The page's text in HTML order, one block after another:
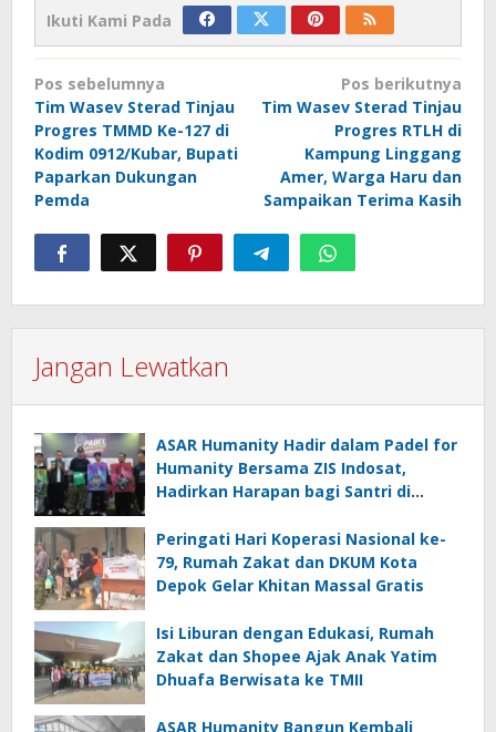
Ikuti Kami Pada
Navigasi
pos
Pos sebelumnya
Tim Wasev Sterad Tinjau
Progres TMMD Ke-127 di
Kodim 0912/Kubar, Bupati
Paparkan Dukungan
Pemda
Pos berikutnya
Tim Wasev Sterad Tinjau
Progres RTLH di
Kampung Linggang
Amer, Warga Haru dan
Sampaikan Terima Kasih
Jangan Lewatkan
ASAR Humanity Hadir dalam Padel for
Humanity Bersama ZIS Indosat,
Hadirkan Harapan bagi Santri di
Peringati Hari Koperasi Nasional ke-
79, Rumah Zakat dan DKUM Kota
Depok Gelar Khitan Massal Gratis
Isi Liburan dengan Edukasi, Rumah
Zakat dan Shopee Ajak Anak Yatim
Dhuafa Berwisata ke TMII
ASAR Humanity Bangun Kembali